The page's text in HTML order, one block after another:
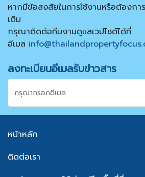
หากมีข้อสงสัยในการใช้งานหรือต้องก
เติม
กรุณาติดต่อทีมงานดูแลเวปไซต์ได้ที่
อีเมล
ลงทะเบียนอีเมลรับข่าวสาร
หน้าหลัก
ติดต่อเรา